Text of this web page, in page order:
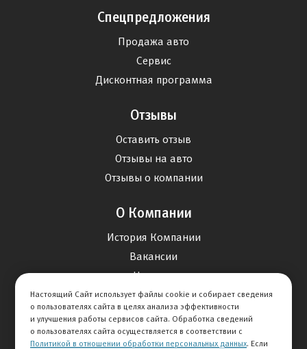
Спецпредложения
Продажа авто
Сервис
Дисконтная программа
Отзывы
Оставить отзыв
Отзывы на авто
Отзывы о компании
О Компании
История Компании
Вакансии
Новости
Карта сайта
Настоящий Сайт использует файлы cookie и собирает сведения
о пользователях сайта в целях анализа эффективности
и улучшения работы сервисов сайта. Обработка сведений
о пользователях сайта осуществляется в соответствии с
Политикой в отношении обработки персональных данных. Если